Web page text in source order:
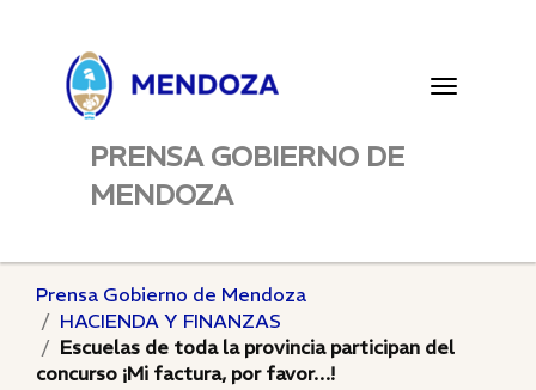
Toggle
PRENSA GOBIERNO DE
MENDOZA
Prensa Gobierno de Mendoza
HACIENDA Y FINANZAS
Escuelas de toda la provincia participan del
concurso ¡Mi factura, por favor…!